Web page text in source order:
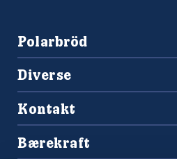
Polarbröd
+47 477 00 266
salg@finkrogh.no
Diverse
Oppskrifter
Våre brød
Kontakt
Spørsmål og svar
Bærekraft